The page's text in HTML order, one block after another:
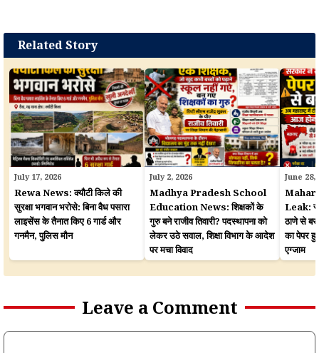
Related Story
July 17, 2026
Rewa News: क्यौटी किले की
सुरक्षा भगवान भरोसे: बिना वैध पसारा
लाइसेंस के तैनात किए 6 गार्ड और
गनमैन, पुलिस मौन
July 2, 2026
Madhya Pradesh School
Education News: शिक्षकों के
गुरु बने राजीव तिवारी? पदस्थापना को
लेकर उठे सवाल, शिक्षा विभाग के आदेश
पर मचा विवाद
June 28,
Leak:
ठाणे से
का पेपर
एग्जाम
Leave a Comment
Comment